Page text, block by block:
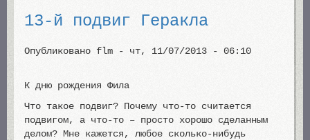
13-й подвиг Геракла
Опубликовано flm - чт, 11/07/2013 - 06:10
К дню рождения Фила
Что такое подвиг? Почему что-то считается
подвигом, а что-то – просто хорошо сделанным
делом? Мне кажется, любое сколько-нибудь